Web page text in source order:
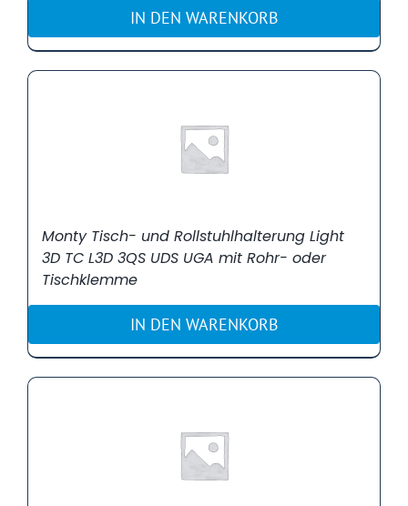
IN DEN WARENKORB
Monty Tisch- und Rollstuhlhalterung Light
3D TC L3D 3QS UDS UGA mit Rohr- oder
Tischklemme
IN DEN WARENKORB